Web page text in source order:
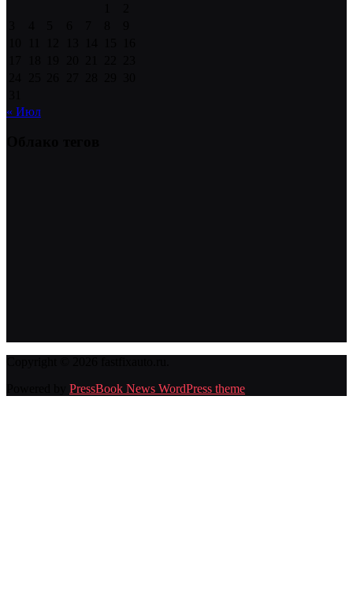
« Июл
PressBook News WordPress theme